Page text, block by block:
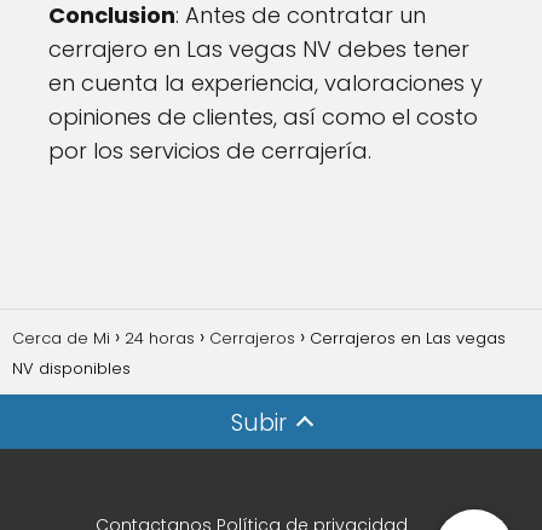
Conclusion: Antes de contratar un
cerrajero en Las vegas NV debes tener
en cuenta la experiencia, valoraciones y
opiniones de clientes, así como el costo
por los servicios de cerrajería.
Cerca de Mi 24 horas Cerrajeros
Cerrajeros en Las vegas
NV disponibles
Subir
Contactanos Política de privacidad